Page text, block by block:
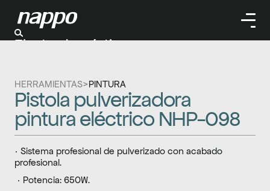
HERRAMIENTAS>PINTURA
Pistola pulverizadora
pintura eléctrico NHP-098
· Sistema profesional de pulverizado con acabado
profesional.
· Potencia: 650W.
Electrodomésticos
Limpieza
Herramientas
Climatizaación